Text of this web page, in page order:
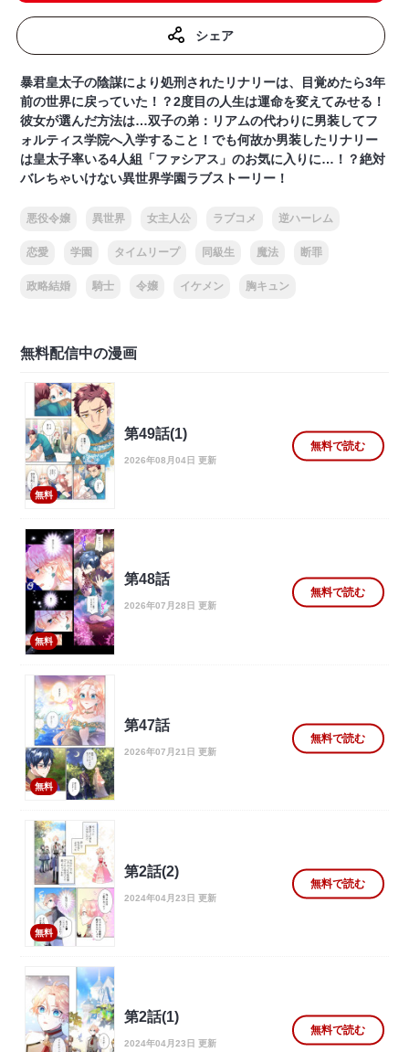
シェア
暴君皇太子の陰謀により処刑されたリナリーは、目覚めたら3年
前の世界に戻っていた！？2度目の人生は運命を変えてみせる！
彼女が選んだ方法は…双子の弟：リアムの代わりに男装してフ
ォルティス学院へ入学すること！でも何故か男装したリナリー
は皇太子率いる4人組「ファシアス」のお気に入りに…！？絶対
バレちゃいけない異世界学園ラブストーリー！
悪役令嬢 異世界 女主人公 ラブコメ 逆ハーレム
恋愛 学園 タイムリープ 同級生 魔法 断罪
政略結婚 騎士 令嬢 イケメン 胸キュン
無料配信中の漫画
無料
第49話(1)
2026年08月04日 更新
無料で読む
無料
第48話
2026年07月28日 更新
無料で読む
無料
第47話
2026年07月21日 更新
無料で読む
無料
第2話(2)
2024年04月23日 更新
無料で読む
第2話(1)
2024年04月23日 更新
無料で読む